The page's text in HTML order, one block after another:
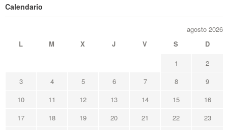
Calendario
agosto 2026
L
M X J V S
D
1
2
3
4 5 6 7 8
9
10
11 12 13 14 15
16
17
18 19 20 21 22
23